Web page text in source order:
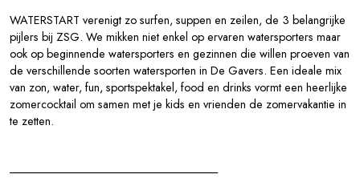
WATERSTART verenigt zo surfen, suppen en zeilen, de 3 belangrijke
pijlers bij ZSG. We mikken niet enkel op ervaren watersporters maar
ook op beginnende watersporters en gezinnen die willen proeven van
de verschillende soorten watersporten in De Gavers. Een ideale mix
van zon, water, fun, sportspektakel, food en drinks vormt een heerlijke
zomercocktail om samen met je kids en vrienden de zomervakantie in
te zetten.